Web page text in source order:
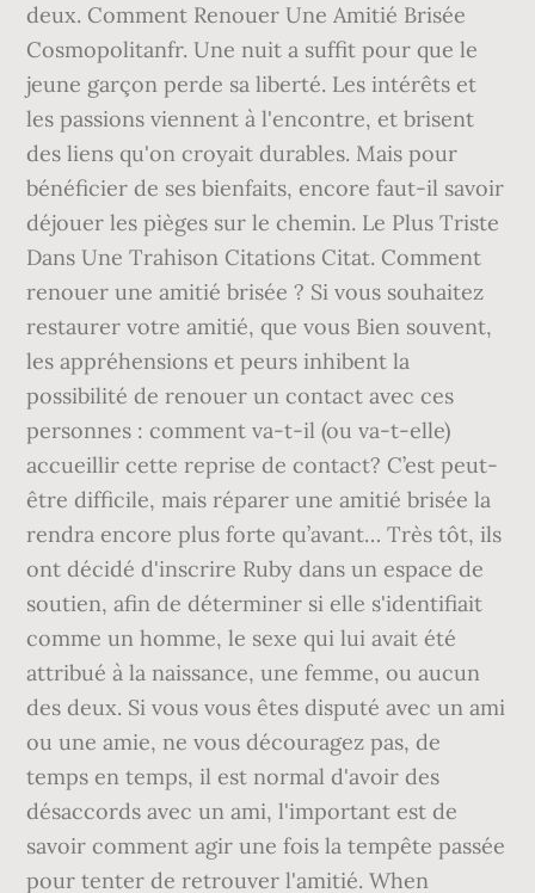
deux. Comment Renouer Une Amitié Brisée
Cosmopolitanfr. Une nuit a suffit pour que le
jeune garçon perde sa liberté. Les intérêts et
les passions viennent à l'encontre, et brisent
des liens qu'on croyait durables. Mais pour
bénéficier de ses bienfaits, encore faut-il savoir
déjouer les pièges sur le chemin. Le Plus Triste
Dans Une Trahison Citations Citat. Comment
renouer une amitié brisée ? Si vous souhaitez
restaurer votre amitié, que vous Bien souvent,
les appréhensions et peurs inhibent la
possibilité de renouer un contact avec ces
personnes : comment va-t-il (ou va-t-elle)
accueillir cette reprise de contact? C’est peut-
être difficile, mais réparer une amitié brisée la
rendra encore plus forte qu’avant… Très tôt, ils
ont décidé d'inscrire Ruby dans un espace de
soutien, afin de déterminer si elle s'identifiait
comme un homme, le sexe qui lui avait été
attribué à la naissance, une femme, ou aucun
des deux. Si vous vous êtes disputé avec un ami
ou une amie, ne vous découragez pas, de
temps en temps, il est normal d'avoir des
désaccords avec un ami, l'important est de
savoir comment agir une fois la tempête passée
pour tenter de retrouver l'amitié. When